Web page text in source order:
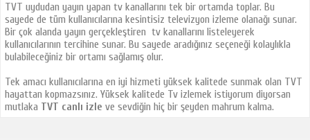
TVT uydudan yayın yapan tv kanallarını tek bir ortamda toplar. Bu
sayede de tüm kullanıcılarına kesintisiz televizyon izleme olanağı sunar.
Bir çok alanda yayın gerçekleştiren tv kanallarını listeleyerek
kullanıcılarının tercihine sunar. Bu sayede aradığınız seçeneği kolaylıkla
bulabileceğiniz bir ortamı sağlamış olur.
Tek amacı kullanıcılarına en iyi hizmeti yüksek kalitede sunmak olan TVT
hayattan kopmazsınız. Yüksek kalitede Tv izlemek istiyorum diyorsan
mutlaka TVT canlı izle ve sevdiğin hiç bir şeyden mahrum kalma.